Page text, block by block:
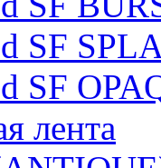
SF
SF
лента